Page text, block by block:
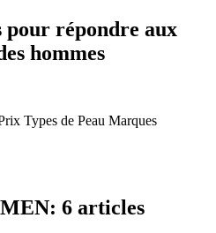
pour répondre aux
hommes
Types de Peau Marques
6 articles